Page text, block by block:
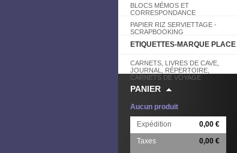
BLOCS MÉMOS ET
CORRESPONDANCE
PAPIER RIZ SERVIETTAGE -
SCRAPBOOKING
ETIQUETTES-MARQUE PLACE
CARNETS, LIVRES DE CAVE,
JOURNAL, RÉPERTOIRE,
CARNETS DE VOYAGE
PANIER
Aucun produit
Expédition
0,00 €
Taxes
0,00 €